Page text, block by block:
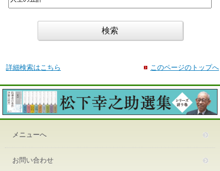
詳細検索はこちら このページのトップへ
メニューへ
お問い合わせ